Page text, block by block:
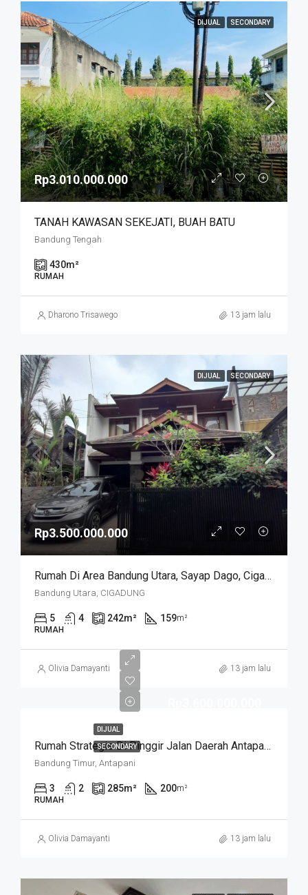
DIJUAL SECONDARY
Rp3.010.000.000
TANAH KAWASAN SEKEJATI, BUAH BATU
Bandung Tengah
430m²
RUMAH
Dharono Trisawego 13 jam lalu
DIJUAL SECONDARY
Rp3.500.000.000
Rumah Di Area Bandung Utara, Sayap Dago, Cigadung.
Bandung Utara, CIGADUNG
5 4 242m² 159m²
RUMAH
Olivia Damayanti 13 jam lalu
DIJUAL
SECONDARY Rumah Strategis Di Pinggir Jalan Daerah Antapani . Cocok Untuk Usaha. SUKANEGARA
Bandung Timur, Antapani
3 2 285m² 200m²
RUMAH
Olivia Damayanti 13 jam lalu